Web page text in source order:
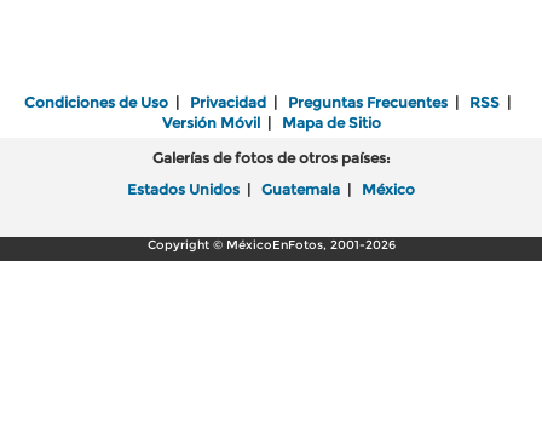
Condiciones de Uso | Privacidad | Preguntas Frecuentes | RSS |
Versión Móvil| Mapa de Sitio
Galerías de fotos de otros países:
Estados Unidos | Guatemala | México
Copyright © MéxicoEnFotos, 2001-2026